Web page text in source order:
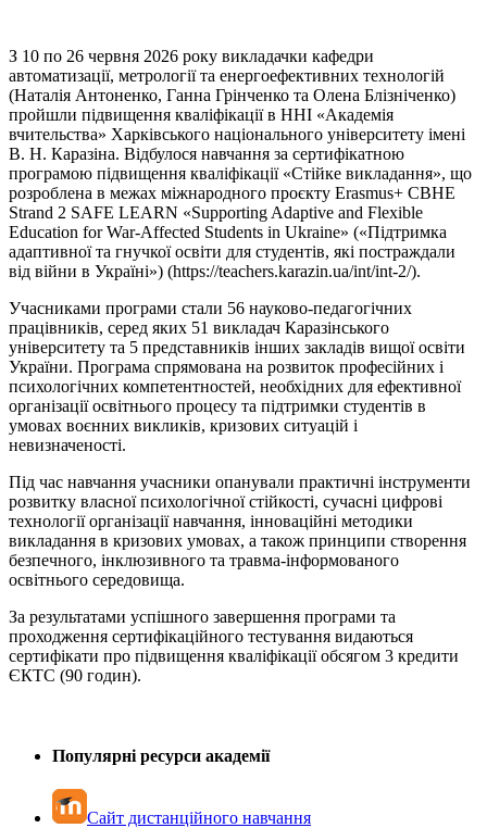
З 10 по 26 червня 2026 року викладачки кафедри
автоматизації, метрології та енергоефективних технологій
(Наталія Антоненко, Ганна Грінченко та Олена Блізніченко)
пройшли підвищення кваліфікації в ННІ «Академія
вчительства» Харківського національного університету імені
В. Н. Каразіна. Відбулося навчання за сертифікатною
програмою підвищення кваліфікації «Стійке викладання», що
розроблена в межах міжнародного проєкту Erasmus+ CBHE
Strand 2 SAFE LEARN «Supporting Adaptive and Flexible
Education for War-Affected Students in Ukraine» («Підтримка
адаптивної та гнучкої освіти для студентів, які постраждали
від війни в Україні») (https://teachers.karazin.ua/int/int-2/).
Учасниками програми стали 56 науково-педагогічних
працівників, серед яких 51 викладач Каразінського
університету та 5 представників інших закладів вищої освіти
України. Програма спрямована на розвиток професійних і
психологічних компетентностей, необхідних для ефективної
організації освітнього процесу та підтримки студентів в
умовах воєнних викликів, кризових ситуацій і
невизначеності.
Під час навчання учасники опанували практичні інструменти
розвитку власної психологічної стійкості, сучасні цифрові
технології організації навчання, інноваційні методики
викладання в кризових умовах, а також принципи створення
безпечного, інклюзивного та травма-інформованого
освітнього середовища.
За результатами успішного завершення програми та
проходження сертифікаційного тестування видаються
сертифікати про підвищення кваліфікації обсягом 3 кредити
ЄКТС (90 годин).
Популярні ресурси академії
Сайт дистанційного навчання